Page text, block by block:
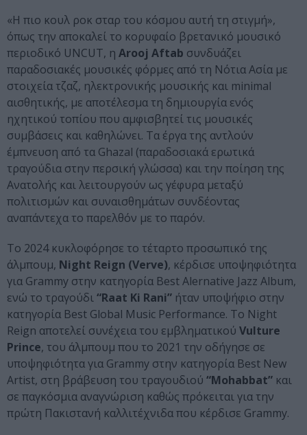
«Η πιο κουλ ροκ σταρ του κόσμου αυτή τη στιγμή»,
όπως την αποκαλεί το κορυφαίο βρετανικό μουσικό
περιοδικό UNCUT, η Arooj Aftab συνδυάζει
παραδοσιακές μουσικές φόρμες από τη Νότια Ασία με
στοιχεία τζαζ, ηλεκτρονικής μουσικής και minimal
αισθητικής, με αποτέλεσμα τη δημιουργία ενός
ηχητικού τοπίου που αμφισβητεί τις μουσικές
συμβάσεις και καθηλώνει. Τα έργα της αντλούν
έμπνευση από τα Ghazal (παραδοσιακά ερωτικά
τραγούδια στην περσική γλώσσα) και την ποίηση της
Ανατολής και λειτουργούν ως γέφυρα μεταξύ
πολιτισμών και συναισθημάτων συνδέοντας
αναπάντεχα το παρελθόν με το παρόν.
Το 2024 κυκλοφόρησε το τέταρτο προσωπικό της
άλμπουμ, Night Reign (Verve), κέρδισε υποψηφιότητα
για Grammy στην κατηγορία Best Alernative Jazz Album,
ενώ το τραγούδι“Raat Ki Rani” ήταν υποψήφιο στην
κατηγορία Best Global Music Performance. Το Night
Reign αποτελεί συνέχεια του εμβληματικού Vulture
Prince, του άλμπουμ που το 2021 την οδήγησε σε
υποψηφιότητα για Grammy στην κατηγορία Best New
Artist, στη βράβευση του τραγουδιού “Mohabbat” και
σε παγκόσμια αναγνώριση καθώς πρόκειται για την
πρώτη Πακιστανή καλλιτέχνιδα που κέρδισε Grammy.